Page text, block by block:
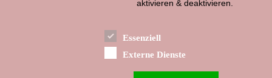
aktivieren & deaktivieren.
Essenziell
Externe Dienste